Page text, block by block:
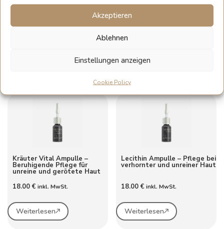
Akzeptieren
Ablehnen
Einstellungen anzeigen
Cookie Policy
Jojobaöl Ampulle – Intensive
fettarme Haut
Kräuter Vital Ampulle –
Beruhigende Pflege für
unreine und gerötete Haut
18.00 € inkl. MwSt.
Weiterlesen
Lecithin Ampulle – Pflege bei
verhornter und unreiner Haut
18.00€ inkl. MwSt.
Weiterlesen